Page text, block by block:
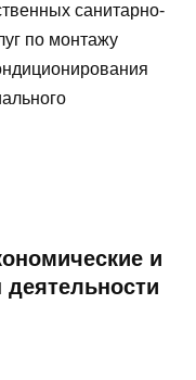
санитарно-
по монтажу
и